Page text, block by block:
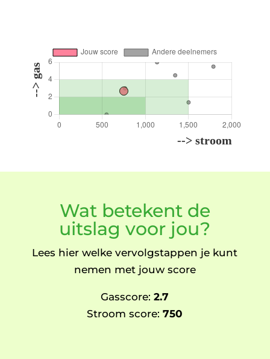
Wat betekent de
uitslag voor jou?
Lees hier welke vervolgstappen je kunt
nemen met jouw score
Gasscore: 2.7
Stroom score: 750